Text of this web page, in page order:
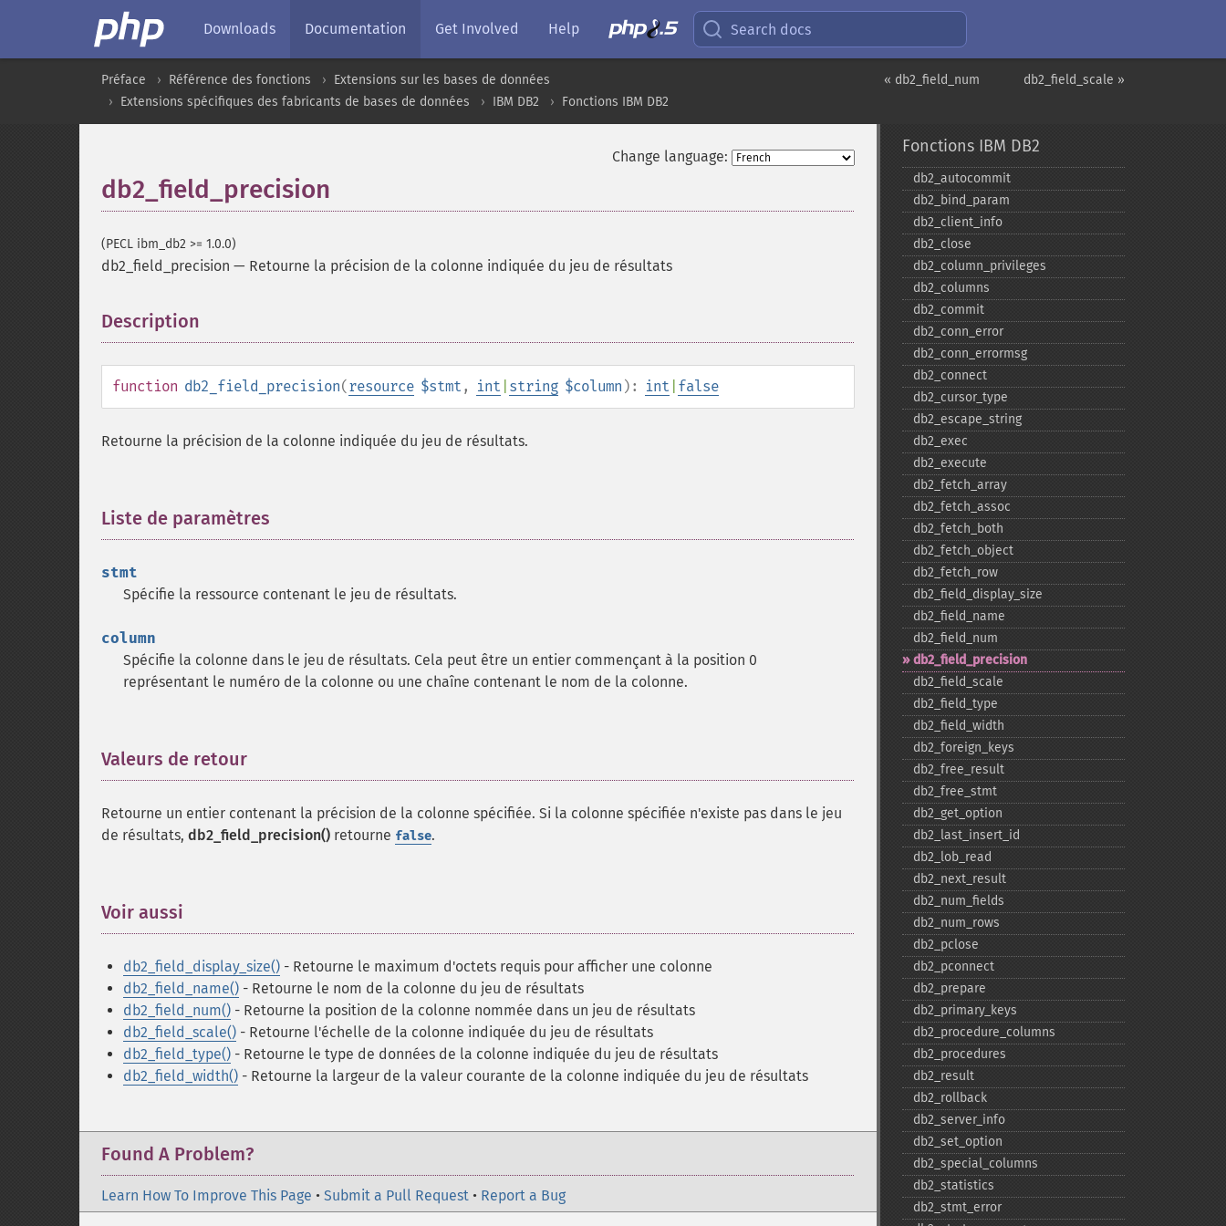
Downloads Documentation Get Involved Help Search docs
db2_field_scale »
« db2_field_num
Préface Référence des fonctions
Extensions sur les bases de données
Extensions spécifiques des fabricants de bases de données
IBM DB2 Fonctions IBM DB2
Change language:
db2_field_precision
(PECL ibm_db2 >= 1.0.0)
db2_field_precision — Retourne la précision de la colonne indiquée du jeu de résultats
Description
function db2_field_precision(resource $stmt , int string $column ): int false
Retourne la précision de la colonne indiquée du jeu de résultats.
Liste de paramètres
stmt
Spécifie la ressource contenant le jeu de résultats.
column
Spécifie la colonne dans le jeu de résultats. Cela peut être un entier commençant à la position 0
représentant le numéro de la colonne ou une chaîne contenant le nom de la colonne.
Valeurs de retour
Retourne un entier contenant la précision de la colonne spécifiée. Si la colonne spécifiée n'existe pas dans le jeu
de résultats, db2_field_precision() retourne false.
Voir aussi
db2_field_display_size() - Retourne le maximum d'octets requis pour afficher une colonne
db2_field_name() - Retourne le nom de la colonne du jeu de résultats
db2_field_num() - Retourne la position de la colonne nommée dans un jeu de résultats
db2_field_scale() - Retourne l'échelle de la colonne indiquée du jeu de résultats
db2_field_type() - Retourne le type de données de la colonne indiquée du jeu de résultats
db2_field_width() - Retourne la largeur de la valeur courante de la colonne indiquée du jeu de résultats
Found A Problem?
Learn How To Improve This Page • Submit a Pull Request • Report a Bug
Fonctions IBM DB2
db2_​autocommit
db2_​bind_​param
db2_​client_​info
db2_​close
db2_​column_​privileges
db2_​columns
db2_​commit
db2_​conn_​error
db2_​conn_​errormsg
db2_​connect
db2_​cursor_​type
db2_​escape_​string
db2_​exec
db2_​execute
db2_​fetch_​array
db2_​fetch_​assoc
db2_​fetch_​both
db2_​fetch_​object
db2_​fetch_​row
db2_​field_​display_​size
db2_​field_​name
db2_​field_​num
db2_​field_​precision
db2_​field_​scale
db2_​field_​type
db2_​field_​width
db2_​foreign_​keys
db2_​free_​result
db2_​free_​stmt
db2_​get_​option
db2_​last_​insert_​id
db2_​lob_​read
db2_​next_​result
db2_​num_​fields
db2_​num_​rows
db2_​pclose
db2_​pconnect
db2_​prepare
db2_​primary_​keys
db2_​procedure_​columns
db2_​procedures
db2_​result
db2_​rollback
db2_​server_​info
db2_​set_​option
db2_​special_​columns
db2_​statistics
db2_​stmt_​error